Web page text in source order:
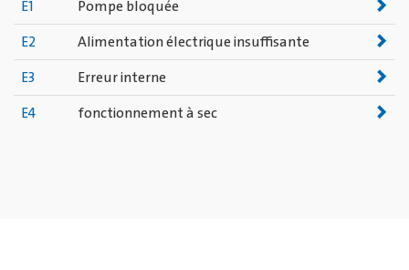
E1 Pompe bloquée
E2 Alimentation électrique insuffisante
E3 Erreur interne
E4 fonctionnement à sec